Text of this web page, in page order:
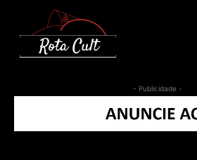
- Publicidade -